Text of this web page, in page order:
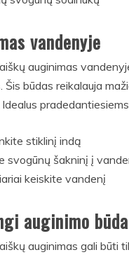
vandenyje
auginimas
Šis būdas reikalauja
stiklinį indą
svogūnų šakninį į
keiskite vandenį
auginimo
auginimas gali būti